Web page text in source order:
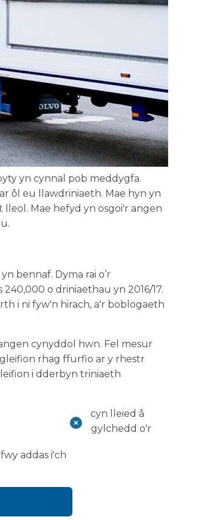
yn cynnal pob meddygfa.
ôl eu llawdriniaeth. Mae hyn yn
Mae hefyd yn osgoi'r angen
bennaf. Dyma rai o’r
o driniaethau yn 2016/17.
i ni fyw'n hirach, a'r boblogaeth
cynyddol hwn. Fel mesur
rhag ffurfio ar y rhestr
i dderbyn triniaeth
gan amharu cyn lleied â
sicrhau bod yr amgylchedd o'r
addas i'ch